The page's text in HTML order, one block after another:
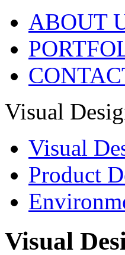
ABOUT
Visual
Visual
Product
Visual